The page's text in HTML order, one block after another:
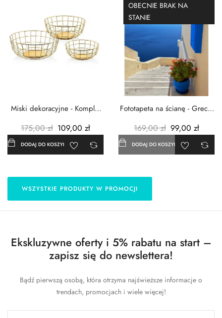
Miski dekoracyjne - Komplet
175,00 zł 109,00 zł
DODAJ DO KOSZYKA
OBECNIE BRAK NA
STANIE
Fototapeta na ścianę - Grecja
169,00 zł 99,00 zł
DODAJ DO KOSZYKA
WSZYSTKIE PRODUKTY W PROMOCJI
Ekskluzywne oferty i 5% rabatu na start –
zapisz się do newslettera!
Bądź pierwszą osobą, która otrzyma najświeższe informacje o
trendach, promocjach i wiele więcej!